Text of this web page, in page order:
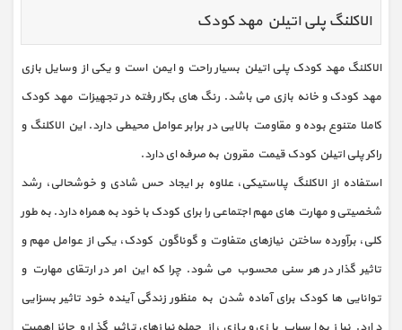
الاکلنگ پلی اتیلن مهد کودک
الاکلنگ مهد کودک پلی اتیلن بسیار راحت و ایمن است و یکی از وسایل بازی
مهد کودک و خانه بازی می باشد. رنگ های بکار رفته در تجهیزات مهد کودک
کاملا متنوع بوده و مقاومت بالایی در برابر عوامل محیطی دارد. این الاکلنگ و
راکر پلی اتیلن کودک قیمت مقرون به صرفه ای دارد.
استفاده از الاکلنگ پلاستیکی، علاوه بر ایجاد حس شادی و خوشحالی، رشد
شخصیتی و مهارت های مهم اجتماعی را برای کودک با خود به همراه دارد. به طور
کلی، برآورده ساختن نیازهای متفاوت و گوناگون کودک، یکی از عوامل مهم و
تاثیر گذار در هر سنی محسوب می شود. چرا که این امر در ارتقای مهارت و
توانایی ها کودک برای آماده شدن به منظور زندگی آینده خود تاثیر بسزایی